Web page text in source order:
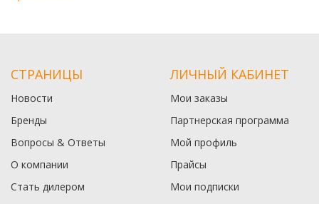
СТРАНИЦЫ
Новости
Бренды
Вопросы & Ответы
О компании
Стать дилером
ЛИЧНЫЙ КАБИНЕТ
Мои заказы
Партнерская программа
Мой профиль
Прайсы
Мои подписки